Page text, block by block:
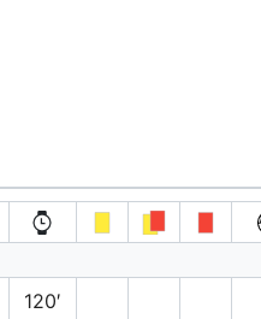
120′